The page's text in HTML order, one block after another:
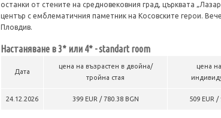
останки от стените на средновековния град, църквата
център с емблематичния паметник на Косовските герои.
Пловдив.
Настаняване в 3* или 4* - standart room
Дата
цена на възрастен в двойна/
тройна стая
цена
24.12.2026 399 EUR / 780.38 BGN 509 EUR /